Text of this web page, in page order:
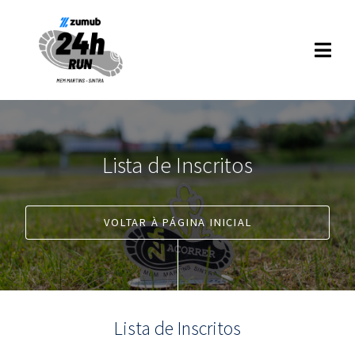
Lista de Inscritos
VOLTAR À PÁGINA INICIAL
Lista de Inscritos